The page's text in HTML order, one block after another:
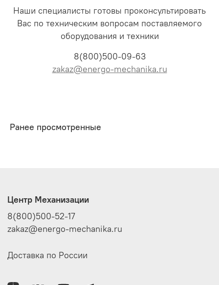
Наши специалисты готовы проконсультировать
Вас по техническим вопросам поставляемого
оборудования и техники
8(800)500-09-63
zakaz@energo-mechanika.ru
Ранее просмотренные
Центр Механизации
8(800)500-52-17
zakaz@energo-mechanika.ru
Доставка по России